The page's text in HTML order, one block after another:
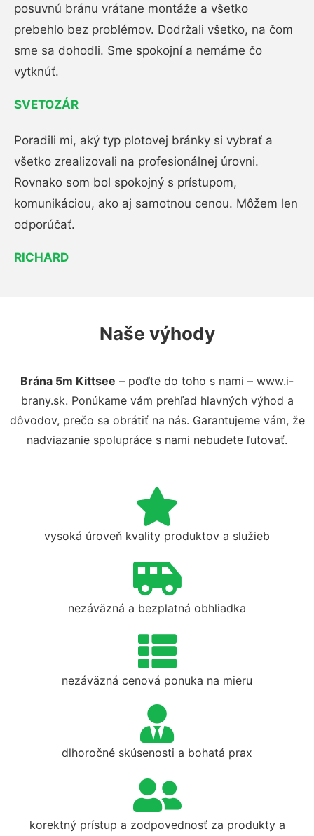
posuvnú bránu vrátane montáže a všetko
prebehlo bez problémov. Dodržali všetko, na čom
sme sa dohodli. Sme spokojní a nemáme čo
vytknúť.
SVETOZÁR
Poradili mi, aký typ plotovej bránky si vybrať a
všetko zrealizovali na profesionálnej úrovni.
Rovnako som bol spokojný s prístupom,
komunikáciou, ako aj samotnou cenou. Môžem len
odporúčať.
RICHARD
Naše výhody
Brána 5m Kittsee – poďte do toho s nami – www.i-
brany.sk. Ponúkame vám prehľad hlavných výhod a
dôvodov, prečo sa obrátiť na nás. Garantujeme vám, že
nadviazanie spolupráce s nami nebudete ľutovať.
vysoká úroveň kvality produktov a služieb
nezáväzná a bezplatná obhliadka
nezáväzná cenová ponuka na mieru
dlhoročné skúsenosti a bohatá prax
korektný prístup a zodpovednosť za produkty a